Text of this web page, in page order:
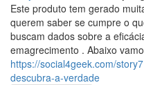
Este produto tem gerado
querem saber se cumpre o
buscam dados sobre a
emagrecimento . Abaixo
https://social4geek.com/
descubra-a-verdade